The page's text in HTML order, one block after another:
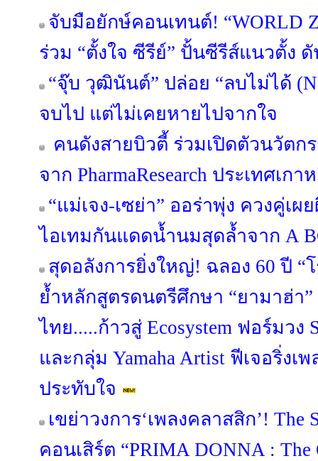
จับมือยักษ์คอนเทนต์! “WORLD
ร่วม “ตั้งใจ ซีรีย์” ปั้นซีรีส์แนวตั้ง
“จุ๊บ วุฒินันต์” ปล่อย “ลบไม่ได้
จบไป แต่ไม่เคยหายไปจากใจ
คนดังสายบิวตี้ ร่วมเปิดตัวนวัตก
จาก PharmaResearch ประเทศเกา
“แม่เจง-เซย่า” ออร่าพุ่ง ควงคู่เ
ไอเทมกันแดดน้ำนมสุดล้ำจาก A
สุดอลังการยิ่งใหญ่! ฉลอง 60 ปี “
ย้ำหลักสูตรดนตรีศึกษา “ยามาฮ่า”
ไทย.....ก้าวสู่ Ecosystem ฟอร์มวง
และกลุ่ม Yamaha Artist ฟีเจอริ่งเ
ประทับใจ
เขย่าวงการ‘เพลงคลาสสิก’! The
คอนเสิร์ต “PRIMA DONNA : The